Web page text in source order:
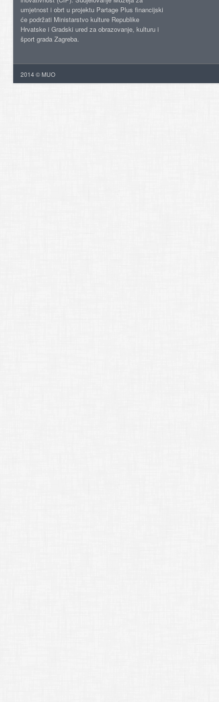
umjetnost i obrt u projektu Partage Plus financijski
će podržati Ministarstvo kulture Republike
Hrvatske i Gradski ured za obrazovanje, kulturu i
šport grada Zagreba.
2014 © MUO